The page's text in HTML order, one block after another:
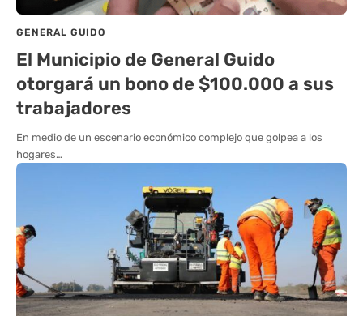
GENERAL GUIDO
El Municipio de General Guido
otorgará un bono de $100.000 a sus
trabajadores
En medio de un escenario económico complejo que golpea a los
hogares…